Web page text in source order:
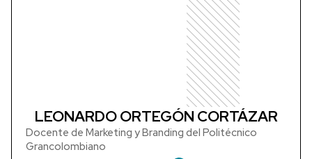
LEONARDO ORTEGÓN CORTÁZAR
Docente de Marketing y Branding del Politécnico
Grancolombiano